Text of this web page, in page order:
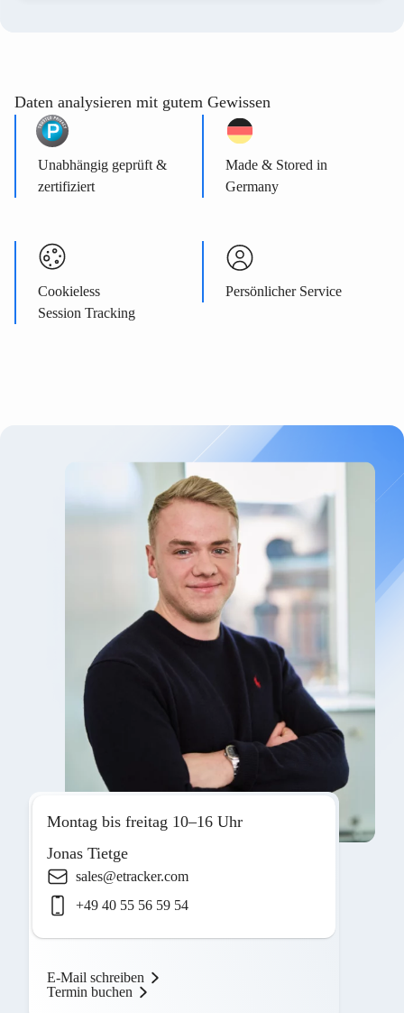
Daten analysieren mit gutem Gewissen
Unabhängig geprüft &
zertifiziert
Made & Stored in
Germany
Cookieless
Session Tracking
Persönlicher Service
Montag bis freitag 10–16 Uhr
Jonas Tietge
sales@etracker.com
+49 40 55 56 59 54
E-Mail schreiben
Termin buchen